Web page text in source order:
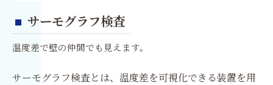
サーモグラフ検査
温度差で壁の仲間でも見えます。
サーモグラフ検査とは、温度差を可視化できる装置を用